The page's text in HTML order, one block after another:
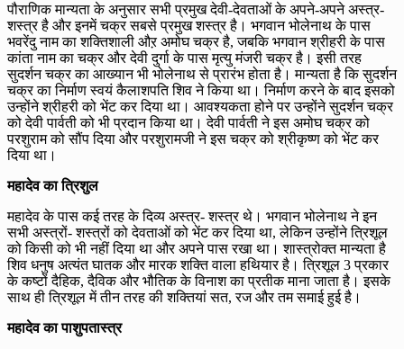
पौराणिक मान्यता के अनुसार सभी प्रमुख देवी-देवताओं के अपने-अपने अस्त्र-
शस्त्र है और इनमें चक्र सबसे प्रमुख शस्त्र है। भगवान भोलेनाथ के पास
भवरेंदु नाम का शक्तिशाली औऱ अमोघ चक्र है, जबकि भगवान श्रीहरी के पास
कांता नाम का चक्र और देवी दुर्गा के पास मृत्यु मंजरी चक्र है। इसी तरह
सुदर्शन चक्र का आख्यान भी भोलेनाथ से प्रारंभ होता है। मान्यता है कि सुदर्शन
चक्र का निर्माण स्वयं कैलाशपति शिव ने किया था। निर्माण करने के बाद इसको
उन्होंने श्रीहरी को भेंट कर दिया था। आवश्यकता होने पर उन्होंने सुदर्शन चक्र
को देवी पार्वती को भी प्रदान किया था। देवी पार्वती ने इस अमोघ चक्र को
परशुराम को सौंप दिया और परशुरामजी ने इस चक्र को श्रीकृष्ण को भेंट कर
दिया था।
महादेव का त्रिशुल
महादेव के पास कई तरह के दिव्य अस्त्र- शस्त्र थे। भगवान भोलेनाथ ने इन
सभी अस्त्रों- शस्त्रों को देवताओं को भेंट कर दिया था, लेकिन उन्होंने त्रिशूल
को किसी को भी नहीं दिया था और अपने पास रखा था। शास्त्रोक्त मान्यता है
शिव धनुष अत्यंत घातक और मारक शक्ति वाला हथियार है। त्रिशूल 3 प्रकार
के कष्टों दैहिक, दैविक और भौतिक के विनाश का प्रतीक माना जाता है। इसके
साथ ही त्रिशूल में तीन तरह की शक्तियां सत, रज और तम समाई हुई है।
महादेव का पाशुपतास्त्र